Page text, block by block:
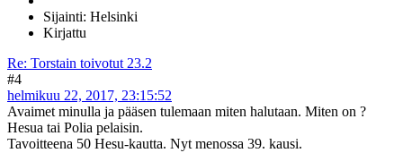
Sijainti: Helsinki
Kirjattu
Re: Torstain toivotut 23.2
#4
helmikuu 22, 2017, 23:15:52
Avaimet minulla ja pääsen tulemaan miten halutaan. Miten on ?
Hesua tai Polia pelaisin.
Tavoitteena 50 Hesu-kautta. Nyt menossa 39. kausi.